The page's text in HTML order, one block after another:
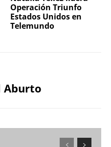
Operación Triunfo
Estados Unidos en
Telemundo
Aburto